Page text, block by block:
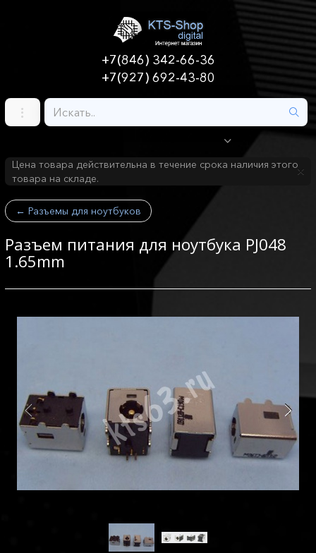
+7(846) 342-66-36
+7(927) 692-43-80
Цена товара действительна в течение срока наличия этого
товара на складе.
← Разъемы для ноутбуков
Разъем питания для ноутбука PJ048
1.65mm